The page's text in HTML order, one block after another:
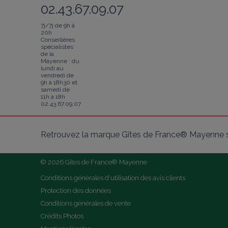
02.43.67.09.07
7j/7j de 9h à
20h
Conseillères
spécialistes
de la
Mayenne : du
lundi au
vendredi de
9h à 18h30 et
samedi de
11h à 18h
02.43.67.09.07
Retrouvez la marque Gîtes de France® Mayenne
© 2026 Gîtes de France® Mayenne
Conditions générales d'utilisation des avis clients
Protection des données
Conditions générales de vente
Crédits Photos